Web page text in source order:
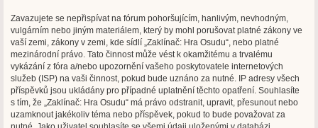
Zavazujete se nepřispívat na fórum pohoršujícím, hanlivým, nevhodným,
vulgárním nebo jiným materiálem, který by mohl porušovat platné zákony ve
vaší zemi, zákony v zemi, kde sídlí „Zaklínač: Hra Osudu“, nebo platné
mezinárodní právo. Tato činnost může vést k okamžitému a trvalému
vykázání z fóra a/nebo upozornění vašeho poskytovatele internetových
služeb (ISP) na vaši činnost, pokud bude uznáno za nutné. IP adresy všech
příspěvků jsou ukládány pro případné uplatnění těchto opatření. Souhlasíte
s tím, že „Zaklínač: Hra Osudu“ má právo odstranit, upravit, přesunout nebo
uzamknout jakékoliv téma nebo příspěvek, pokud to bude považovat za